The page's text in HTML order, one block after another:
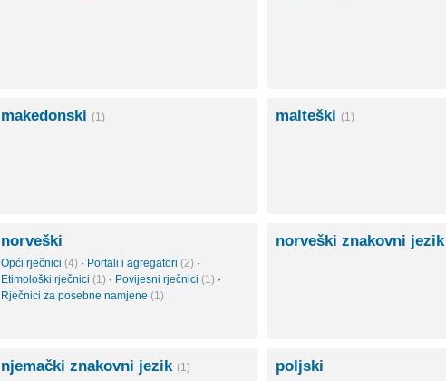
makedonski (1) malteški (1)
norveški
Opći rječnici (4) · Portali i agregatori (2) ·
Etimološki rječnici (1) · Povijesni rječnici (1) ·
Rječnici za posebne namjene (1)
norveški znakovni jezik
njemački znakovni jezik (1) poljski